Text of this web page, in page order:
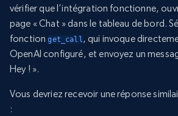
vérifier que l’intégration fonctionne,
page « Chat » dans le tableau de bord.
fonctionget_call, qui invoque
OpenAI configuré, et envoyez un
Hey ! ».
Vous devriez recevoir une réponse
: